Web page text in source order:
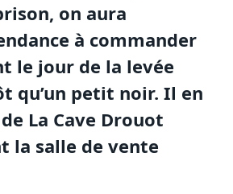
on aura
à commander
le jour de la levée
qu’un petit noir. Il en
La Cave Drouot
la salle de vente